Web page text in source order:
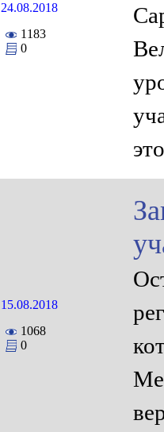
24.08.2018
1183
0
15.08.2018
1068
0